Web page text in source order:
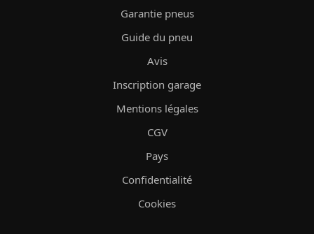
Garantie pneus
Guide du pneu
Avis
Inscription garage
Mentions légales
CGV
Pays
Confidentialité
Cookies